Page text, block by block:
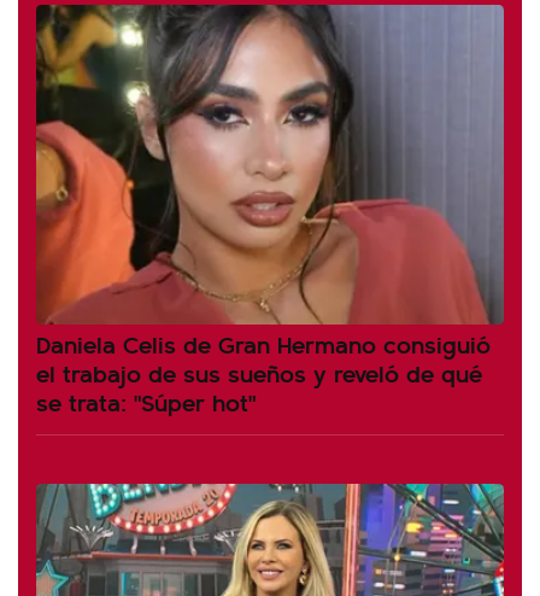
Daniela Celis de Gran Hermano consiguió
el trabajo de sus sueños y reveló de qué
se trata: "Súper hot"